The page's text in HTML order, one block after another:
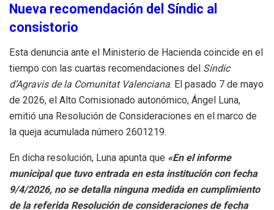
Nueva recomendación del Síndic al
consistorio
Esta denuncia ante el Ministerio de Hacienda coincide en el
tiempo con las cuartas recomendaciones del Síndic
d’Agravis de la Comunitat Valenciana. El pasado 7 de mayo
de 2026, el Alto Comisionado autonómico, Ángel Luna,
emitió una Resolución de Consideraciones en el marco de
la queja acumulada número 2601219.
En dicha resolución, Luna apunta que «En el informe
municipal que tuvo entrada en esta institución con fecha
9/4/2026, no se detalla ninguna medida en cumplimiento
de la referida Resolución de consideraciones de fecha